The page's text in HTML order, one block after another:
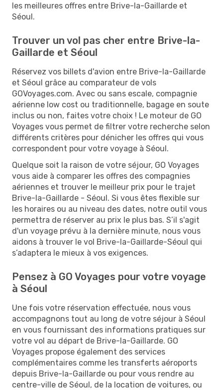
les meilleures offres entre Brive-la-Gaillarde et
Séoul.
Trouver un vol pas cher entre Brive-la-
Gaillarde et Séoul
Réservez vos billets d'avion entre Brive-la-Gaillarde
et Séoul grâce au comparateur de vols
GOVoyages.com. Avec ou sans escale, compagnie
aérienne low cost ou traditionnelle, bagage en soute
inclus ou non, faites votre choix ! Le moteur de GO
Voyages vous permet de filtrer votre recherche selon
différents critères pour dénicher les offres qui vous
correspondent pour votre voyage à Séoul.
Quelque soit la raison de votre séjour, GO Voyages
vous aide à comparer les offres des compagnies
aériennes et trouver le meilleur prix pour le trajet
Brive-la-Gaillarde - Séoul. Si vous êtes flexible sur
les horaires ou au niveau des dates, notre outil vous
permettra de réserver au prix le plus bas. S’il s'agit
d'un voyage prévu à la dernière minute, nous vous
aidons à trouver le vol Brive-la-Gaillarde-Séoul qui
s’adaptera le mieux à vos exigences.
Pensez à GO Voyages pour votre voyage
à Séoul
Une fois votre réservation effectuée, nous vous
accompagnons tout au long de votre séjour à Séoul
en vous fournissant des informations pratiques sur
votre vol au départ de Brive-la-Gaillarde. GO
Voyages propose également des services
complémentaires comme les transferts aéroports
depuis Brive-la-Gaillarde ou pour vous rendre au
centre-ville de Séoul, de la location de voitures, ou